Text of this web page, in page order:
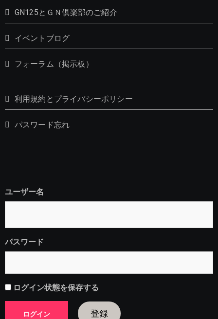
GN125とＧＮ倶楽部のご紹介
イベントブログ
フォーラム（掲示板）
利用規約とプライバシーポリシー
パスワード忘れ
ユーザー名
パスワード
ログイン状態を保存する
登録